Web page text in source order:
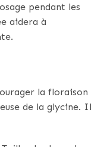
pendant les
aidera à
la floraison
de la glycine. Il